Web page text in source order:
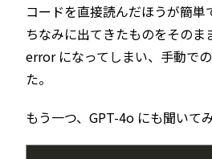
コードを直接読んだほうが簡単
ちなみに出てきたものをそのま
error になってしまい、手動で
た。
もう一つ、GPT-4o にも聞いて